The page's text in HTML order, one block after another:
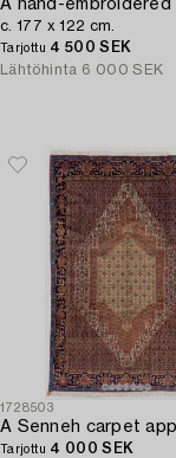
c. 177 x 122 cm.
Tarjottu 4 500 SEK
Lähtöhinta 6 000 SEK
1728503
Tarjottu 4 000 SEK